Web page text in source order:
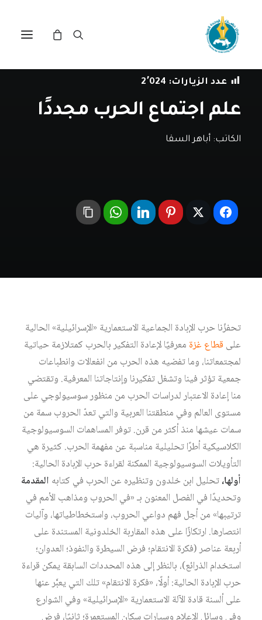
فيطوفان الأقصى
عدد الزيارات: 2٬024
علم اجتماع الحرب مجددًا
الكاتب: أباهر السقا
تحفزّنا حرب الإبادة الجماعية الاستعمارية «الإسرائيلية» الحالية
على قطاع غزة معرفيًا لإعادة التفكير بالحرب كمتلازمة حياتية
لمجتمعاتنا، وما تفضيه هذه الحرب من انفعالات وانطباعات
جمعية تؤثر فينا وتشغل تفكيرنا وإنتاجاتنا المعرفية. وتقتضي
منا إعادة الاعتبار لدراسات الحرب من منظور سوسيولوجي على
مستوى العالم وفي منطقتنا العربية والتي تعدّ الحروب سمة من
سمات عيشها منذ أكثر من قرن. توفر المساهمات السوسيولوجية
الكلاسيكية أطرًا تحليلية مناسبة عن مفهمة الحرب. كثيرة هي
التأويلات السوسيولوجية الممكنة لقراءة حرب الإبادة الحالية:
أولها،تحليل ابن خلدون وتنظيره عن الحرب في كتابه المقدمة
وتحديدًا في الفصل المعنون بـ «في الحروب ومذاهب الأمم في
ترتيبها» من أجل فهم دواعي الحروب، واستخطاطياتها، وآليات
انتصارها. ارتكازًا على هذه المقاربة الخلدونية المستندة على
أربعة عناصر (فكرة الانتقام؛ فرض السيطرة والنفوذ؛ العدوان؛
استخدام الذرائع)، بالنظر إلى هذه المحددات السابقة يمكن قراءة
حرب الإبادة الحالية: أولًا، «فكرة الانتقام» تلك التي يعبَّر عنها
على ألسنة قادة الآلة الاستعمارية «الإسرائيلية» وفي الشوارع